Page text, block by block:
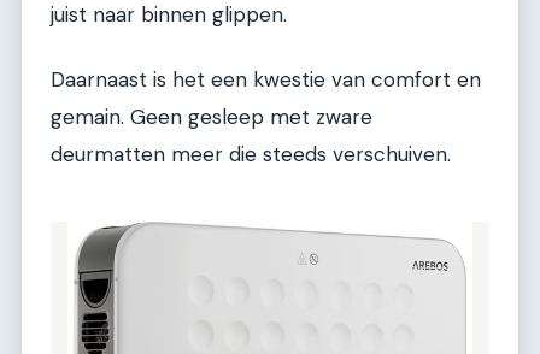
juist naar binnen glippen.
Daarnaast is het een kwestie van comfort en
gemain. Geen gesleep met zware
deurmatten meer die steeds verschuiven.